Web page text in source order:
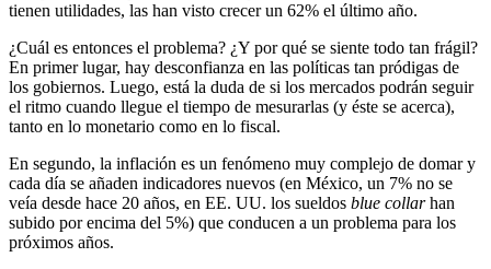
tienen utilidades, las han visto crecer un 62% el último año.
¿Cuál es entonces el problema? ¿Y por qué se siente todo tan frágil?
En primer lugar, hay desconfianza en las políticas tan pródigas de
los gobiernos. Luego, está la duda de si los mercados podrán seguir
el ritmo cuando llegue el tiempo de mesurarlas (y éste se acerca),
tanto en lo monetario como en lo fiscal.
En segundo, la inflación es un fenómeno muy complejo de domar y
cada día se añaden indicadores nuevos (en México, un 7% no se
veía desde hace 20 años, en EE. UU. los sueldos blue collarhan
subido por encima del 5%) que conducen a un problema para los
próximos años.